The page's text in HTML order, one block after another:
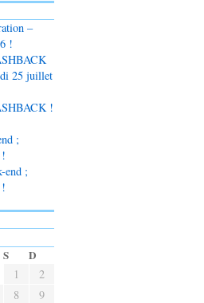
–
!
25 juillet
!
;
end ;
S D
1
2
8
9